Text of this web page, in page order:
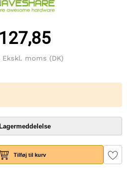
Ekskl. moms (DK)
Lagermeddelelse
Tilføj til kurv